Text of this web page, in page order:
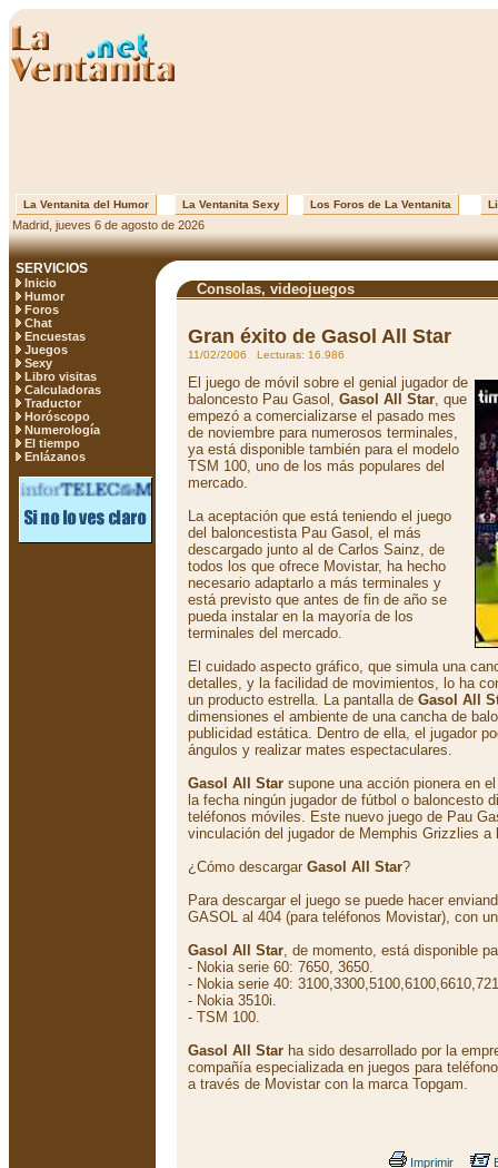
La Ventanita del Humor La Ventanita Sexy Los Foros de La Ventanita
Madrid, jueves 6 de agosto de 2026
SERVICIOS
Inicio
Humor
Foros
Chat
Encuestas
Juegos
Sexy
Libro visitas
Calculadoras
Traductor
Horóscopo
Numerología
El tiempo
Enlázanos
Consolas, videojuegos
Gran éxito de Gasol All Star
11/02/2006 Lecturas: 16.986
El juego de móvil sobre el genial jugador de
baloncesto Pau Gasol, Gasol All Star, que
empezó a comercializarse el pasado mes
de noviembre para numerosos terminales,
ya está disponible también para el modelo
TSM 100, uno de los más populares del
mercado.
La aceptación que está teniendo el juego
del baloncestista Pau Gasol, el más
descargado junto al de Carlos Sainz, de
todos los que ofrece Movistar, ha hecho
necesario adaptarlo a más terminales y
está previsto que antes de fin de año se
pueda instalar en la mayoría de los
terminales del mercado.
El cuidado aspecto gráfico, que simula una
detalles, y la facilidad de movimientos, lo ha
un producto estrella. La pantalla de Gasol All
dimensiones el ambiente de una cancha de
publicidad estática. Dentro de ella, el jugador
ángulos y realizar mates espectaculares.
Gasol All Star supone una acción pionera en
la fecha ningún jugador de fútbol o baloncesto
teléfonos móviles. Este nuevo juego de Pau
vinculación del jugador de Memphis Grizzlies
¿Cómo descargar Gasol All Star?
Para descargar el juego se puede hacer
GASOL al 404 (para teléfonos Movistar), con
Gasol All Star, de momento, está disponible
- Nokia serie 60: 7650, 3650.
- Nokia serie 40:
- Nokia 3510i.
- TSM 100.
Gasol All Star ha sido desarrollado por la
compañía especializada en juegos para
a través de Movistar con la marca Topgam.
Imprimir